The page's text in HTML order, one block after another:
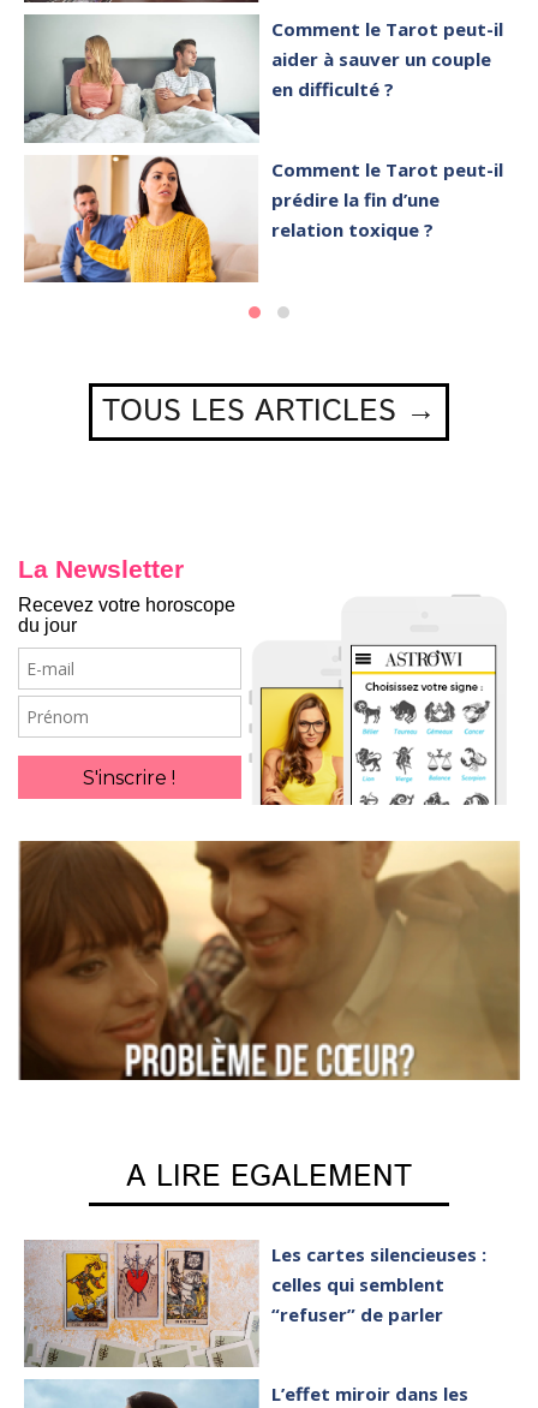
Comment le Tarot peut-il
aider à sauver un couple
en difficulté ?
Comment le Tarot peut-il
prédire la fin d’une
relation toxique ?
TOUS LES ARTICLES →
La Newsletter
Recevez votre horoscope
du jour
E-
mail
Prénom
S'inscrire !
A LIRE EGALEMENT
Les cartes silencieuses :
celles qui semblent
“refuser” de parler
L’effet miroir dans les